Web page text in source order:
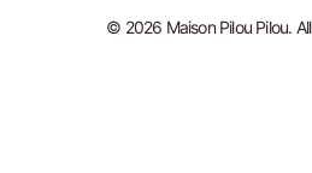
© 2026 Maison Pilou Pilou.